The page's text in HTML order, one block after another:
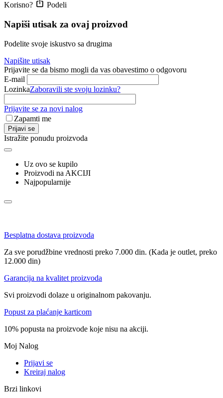
Korisno? Podeli
Napiši utisak za ovaj proizvod
Podelite svoje iskustvo sa drugima
Napišite utisak
Prijavite se da bismo mogli da vas obavestimo o odgovoru
E-mail
LozinkaZaboravili ste svoju lozinku?
Prijavite se za novi nalog
Zapamti me
Prijavi se
Istražite ponudu proizvoda
Uz ovo se kupilo
Proizvodi na AKCIJI
Najpopularnije
Besplatna dostava proizvoda
Za sve porudžbine vrednosti preko 7.000 din. (Kada je outlet, preko
12.000 din)
Garancija na kvalitet proizvoda
Svi proizvodi dolaze u originalnom pakovanju.
Popust za plaćanje karticom
10% popusta na proizvode koje nisu na akciji.
Moj Nalog
Prijavi se
Kreiraj nalog
Brzi linkovi